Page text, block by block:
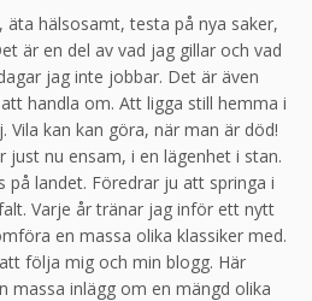
äta hälsosamt, testa på nya saker,
är en del av vad jag gillar och vad
jag inte jobbar. Det är även
handla om. Att ligga still hemma i
Vila kan kan göra, när man är död!
just nu ensam, i en lägenhet i stan.
landet. Föredrar ju att springa i
Varje år tränar jag inför ett nytt
en massa olika klassiker med.
följa mig och min blogg. Här
massa inlägg om en mängd olika